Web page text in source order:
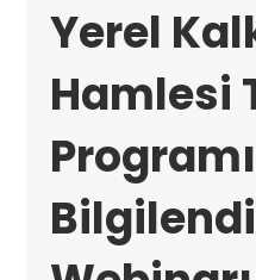
Yerel
Hamlesi
Programı